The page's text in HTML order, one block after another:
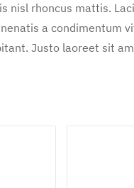
nisl rhoncus mattis.
a condimentum
Justo laoreet sit